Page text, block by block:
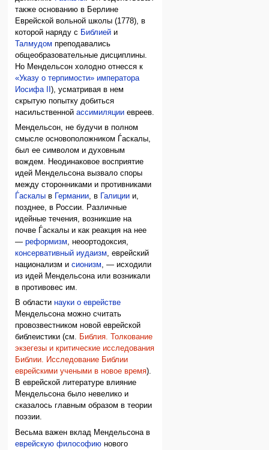
также основанию в Берлине
Еврейской вольной школы (1778), в
которой наряду с Библией и
Талмудом преподавались
общеобразовательные дисциплины.
Но Мендельсон холодно отнесся к
«Указу о терпимости» императора
Иосифа II), усматривая в нем
скрытую попытку добиться
насильственнойассимиляции евреев.
Мендельсон, не будучи в полном
смысле основоположником Ѓаскалы,
был ее символом и духовным
вождем. Неодинаковое восприятие
идей Мендельсона вызвало споры
между сторонниками и противниками
Ѓаскалы в Германии, в Галиции и,
позднее, в России. Различные
идейные течения, возникшие на
почве Ѓаскалы и как реакция на нее
—реформизм, неоортодоксия,
консервативный иудаизм, еврейский
национализм исионизм, — исходили
из идей Мендельсона или возникали
в противовес им.
В областинауки о еврействе
Мендельсона можно считать
провозвестником новой еврейской
библеистики (см. Библия. Толкование
экзегезы и критические исследования
Библии. Исследование Библии
еврейскими учеными в новое время).
В еврейской литературе влияние
Мендельсона было невелико и
сказалось главным образом в теории
поэзии.
Весьма важен вклад Мендельсона в
еврейскую философию нового